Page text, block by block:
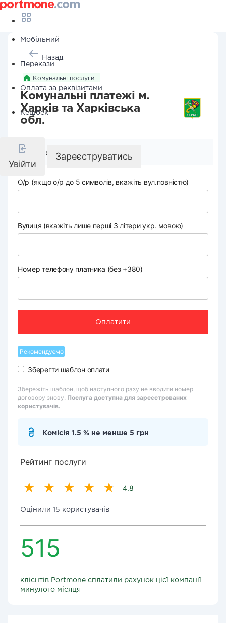
Мобільний
Перекази
Оплата за реквізитами
Кешбек
Увійти
Зареєструватись
Назад
Комунальні послуги
Комунальні платежі м.
Харків та Харківська
обл.
Реквізити компанії
О/р (якщо о/р до 5 символів, вкажіть вул.повністю)
Вулиця (вкажіть лише перші 3 літери укр. мовою)
Номер телефону платника (без +380)
Оплатити
Рекомендуємо
Зберегти шаблон оплати
Збережіть шаблон, щоб наступного разу не вводити номер
договору знову. Послуга доступна для зареєстрованих
користувачів.
Комісія 1.5 % не менше 5 грн
Рейтинг послуги
4.8
Оцінили 15 користувачів
515
клієнтів Portmone сплатили рахунок цієї компанії
минулого місяця